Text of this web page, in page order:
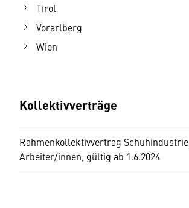
Tirol
Vorarlberg
Wien
Kollektivverträge
Rahmenkollektivvertrag Schuhindustrie,
Arbeiter/innen, gültig ab 1.6.2024